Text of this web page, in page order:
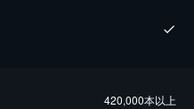
420,000本以上